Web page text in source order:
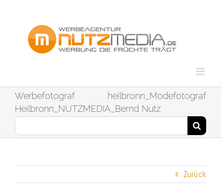
Werbefotograf heilbronn_Modefotograf
Heilbronn_NUTZMEDIA_Bernd Nutz
Suche
nach:
Zurück